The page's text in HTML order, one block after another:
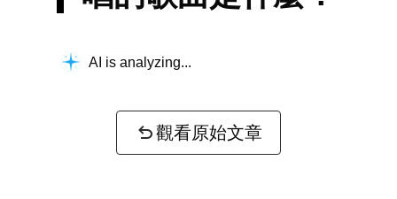
AI is analyzing...
觀看原始文章